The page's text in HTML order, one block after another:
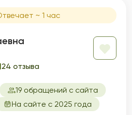
усилиями, терпением,
способы в обычной
~ 1 час
24 отзыва
19 обращений с сайта
На сайте с 2025 года